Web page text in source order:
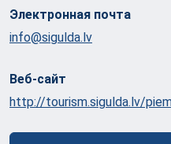
Электронная почта
info@sigulda.lv
Веб-сайт
http://tourism.sigulda.lv/